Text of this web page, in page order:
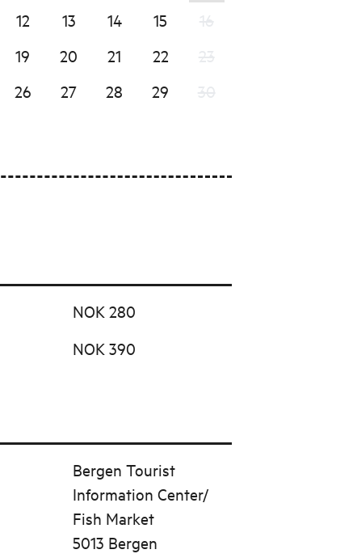
12 13 14 15
19 20 21 22
26 27 28 29
NOK 280
NOK 390
Bergen Tourist
Information Center/
Fish Market
5013 Bergen